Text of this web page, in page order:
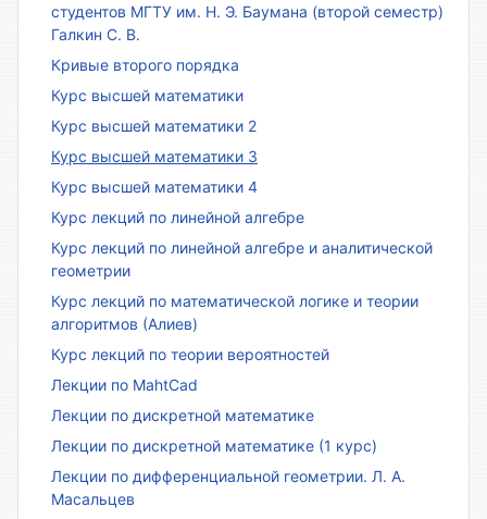
студентов МГТУ им. Н. Э. Баумана (второй семестр)
Галкин С. В.
Кривые второго порядка
Курс высшей математики
Курс высшей математики 2
Курс высшей математики 3
Курс высшей математики 4
Курс лекций по линейной алгебре
Курс лекций по линейной алгебре и аналитической
геометрии
Курс лекций по математической логике и теории
алгоритмов (Алиев)
Курс лекций по теории вероятностей
Лекции по MahtCad
Лекции по дискретной математике
Лекции по дискретной математике (1 курс)
Лекции по дифференциальной геометрии. Л. А.
Масальцев